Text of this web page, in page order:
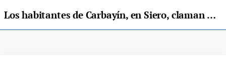
Los habitantes de Carbayín, en Siero, claman por un servicio de salud digno